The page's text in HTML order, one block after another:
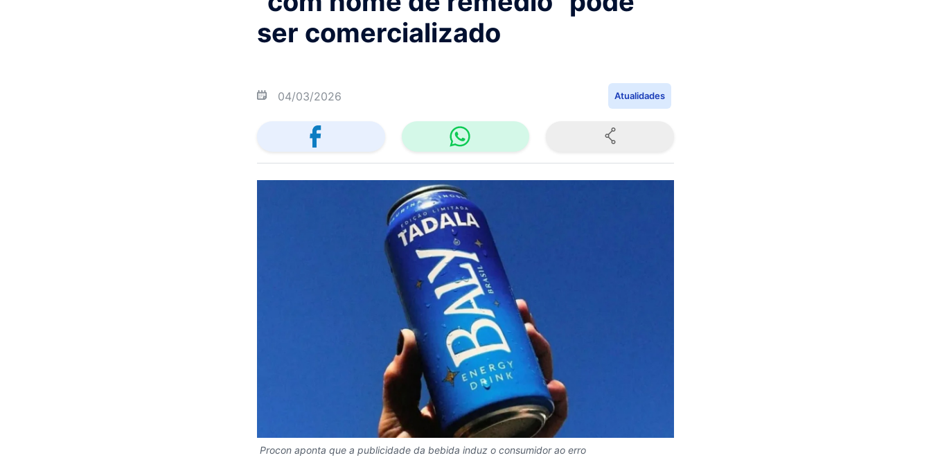
ser comercializado
04/03/2026 Atualidades
Procon aponta que a publicidade da bebida induz o consumidor ao erro